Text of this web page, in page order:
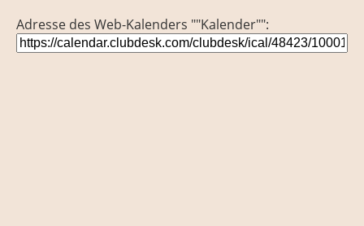
Adresse des Web-Kalenders ""Kalender"":